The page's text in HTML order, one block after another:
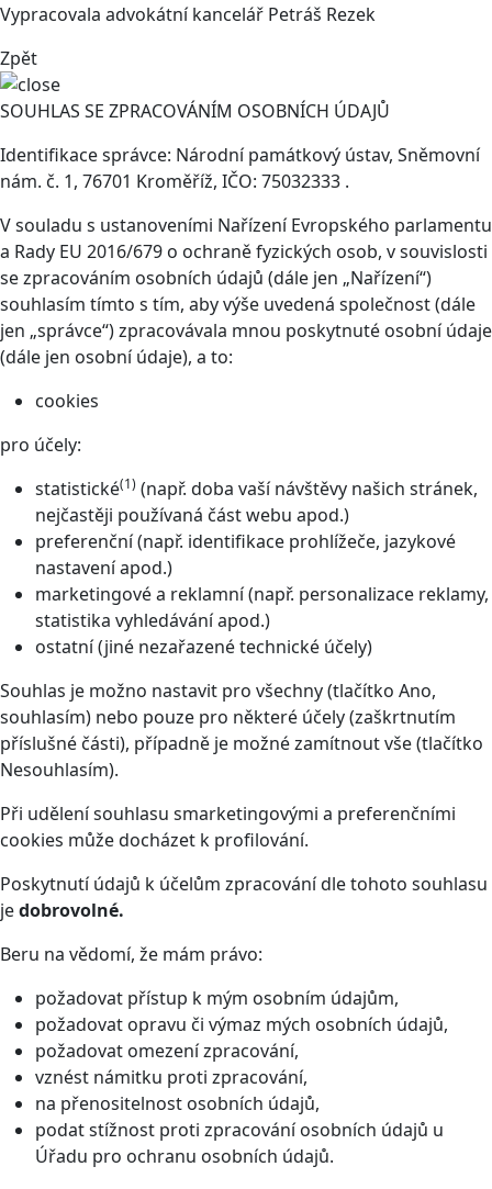
Vypracovala advokátní kancelář Petráš Rezek
Zpět
SOUHLAS SE ZPRACOVÁNÍM OSOBNÍCH ÚDAJŮ
Identifikace správce: Národní památkový ústav, Sněmovní
nám. č. 1, 76701 Kroměříž, IČO: 75032333 .
V souladu s ustanoveními Nařízení Evropského parlamentu
a Rady EU 2016/679 o ochraně fyzických osob, v souvislosti
se zpracováním osobních údajů (dále jen „Nařízení“)
souhlasím tímto s tím, aby výše uvedená společnost (dále
jen „správce“) zpracovávala mnou poskytnuté osobní údaje
(dále jen osobní údaje), a to:
cookies
pro účely:
statistické(1) (např. doba vaší návštěvy našich stránek,
nejčastěji používaná část webu apod.)
preferenční (např. identifikace prohlížeče, jazykové
nastavení apod.)
marketingové a reklamní (např. personalizace reklamy,
statistika vyhledávání apod.)
ostatní (jiné nezařazené technické účely)
Souhlas je možno nastavit pro všechny (tlačítko Ano,
souhlasím) nebo pouze pro některé účely (zaškrtnutím
příslušné části), případně je možné zamítnout vše (tlačítko
Nesouhlasím).
Při udělení souhlasu smarketingovými a preferenčními
cookies může docházet k profilování.
Poskytnutí údajů k účelům zpracování dle tohoto souhlasu
jedobrovolné.
Beru na vědomí, že mám právo:
požadovat přístup k mým osobním údajům,
požadovat opravu či výmaz mých osobních údajů,
požadovat omezení zpracování,
vznést námitku proti zpracování,
na přenositelnost osobních údajů,
podat stížnost proti zpracování osobních údajů u
Úřadu pro ochranu osobních údajů.